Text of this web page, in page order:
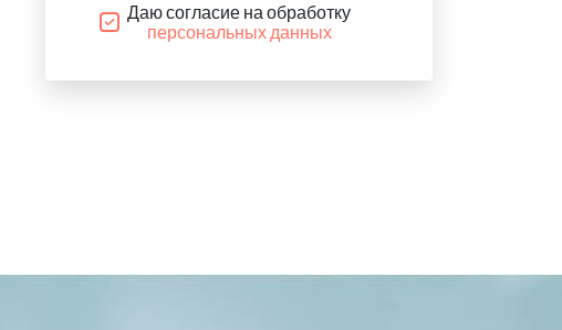
Даю согласие на обработку
персональных данных